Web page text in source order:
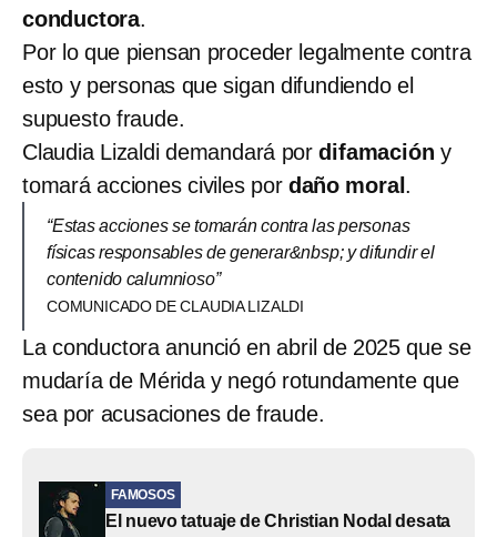
conductora.
Por lo que piensan proceder legalmente contra
esto y personas que sigan difundiendo el
supuesto fraude.
Claudia Lizaldi demandará pordifamación y
tomará acciones civiles por daño moral .
“Estas acciones se tomarán contra las personas
físicas responsables de generar&nbsp; y difundir el
contenido calumnioso”
COMUNICADO DE CLAUDIA LIZALDI
La conductora anunció en abril de 2025 que se
mudaría de Mérida y negó rotundamente que
sea por acusaciones de fraude.
FAMOSOS
El nuevo tatuaje de Christian Nodal desata